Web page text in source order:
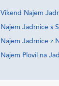
Vikend Najem
Najem Jadrnice s
Najem Jadrnice z
Najem Plovil na